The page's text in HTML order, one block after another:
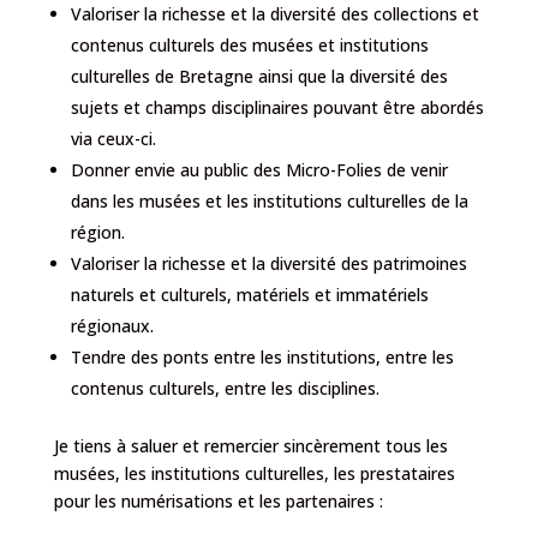
Valoriser la richesse et la diversité des collections et
contenus culturels des musées et institutions
culturelles de Bretagne ainsi que la diversité des
sujets et champs disciplinaires pouvant être abordés
via ceux-ci.
Donner envie au public des Micro-Folies de venir
dans les musées et les institutions culturelles de la
région.
Valoriser la richesse et la diversité des patrimoines
naturels et culturels, matériels et immatériels
régionaux.
Tendre des ponts entre les institutions, entre les
contenus culturels, entre les disciplines.
Je tiens à saluer et remercier sincèrement tous les
musées, les institutions culturelles, les prestataires
pour les numérisations et les partenaires :